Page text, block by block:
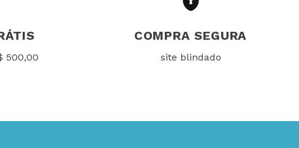
500,00
COMPRA SEGURA
site blindado